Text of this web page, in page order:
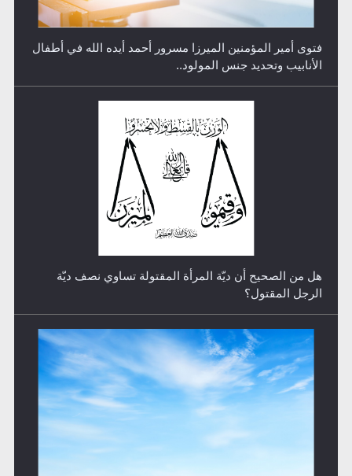
الهجرة: بحث عن الأمن والسلام في سبيل إرساء الأمن
هل من الصحيح أن ديّة المرأة المقتولة تساوي نصف ديّة
الرجل المقتول؟
هل تعتبر الأشفار الاصطناعية (الرموش الاصطناعية) والأظافر
البلاستيكية وطلاء الأظافر حاجبا للوضوء وهل يُسمح الصلاة
بها؟